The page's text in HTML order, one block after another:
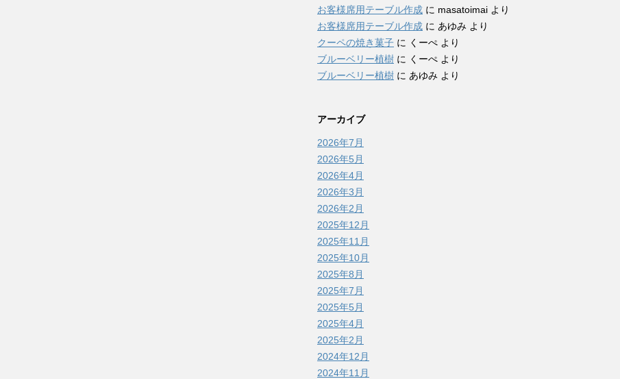
お客様席用テーブル作成 に masatoimai より
お客様席用テーブル作成 に あゆみ より
クーペの焼き菓子 に くーぺ より
ブルーベリー植樹 に くーぺ より
ブルーベリー植樹 に あゆみ より
アーカイブ
2026年7月
2026年5月
2026年4月
2026年3月
2026年2月
2025年12月
2025年11月
2025年10月
2025年8月
2025年7月
2025年5月
2025年4月
2025年2月
2024年12月
2024年11月